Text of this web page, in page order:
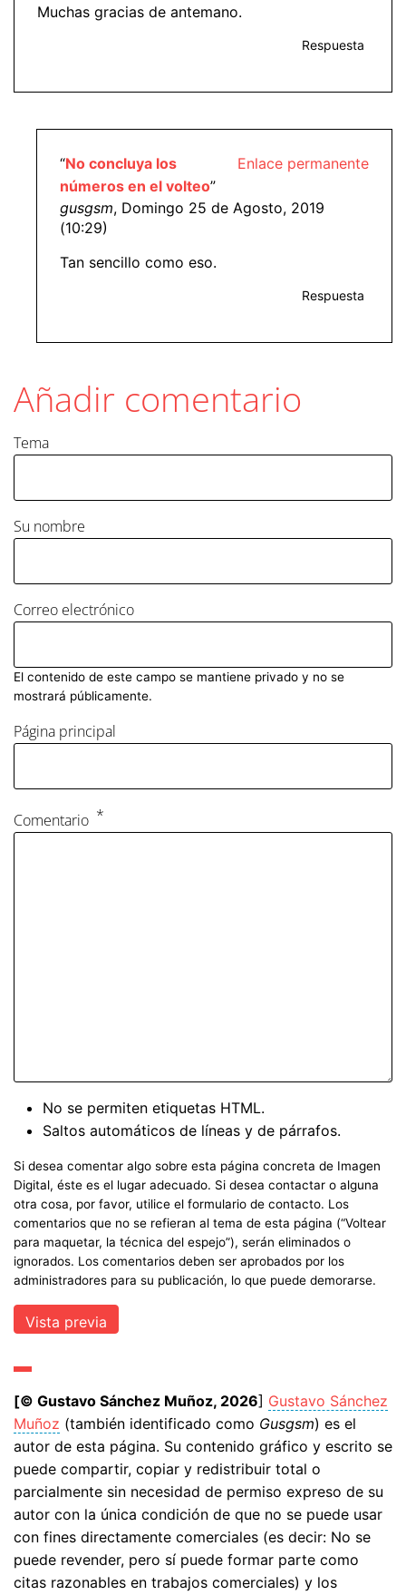
Muchas gracias de antemano.
Respuesta
Enlace permanente
“No concluya los
números en el volteo”
gusgsm, Domingo 25 de Agosto, 2019
(10:29)
Tan sencillo como eso.
Respuesta
Añadir comentario
Tema
Su nombre
Correo electrónico
El contenido de este campo se mantiene privado y no se
mostrará públicamente.
Página principal
Comentario
No se permiten etiquetas HTML.
Saltos automáticos de líneas y de párrafos.
Si desea comentar algo sobre esta página concreta de Imagen
Digital, éste es el lugar adecuado. Si desea contactar o alguna
otra cosa, por favor, utilice el formulario de contacto. Los
comentarios que no se refieran al tema de esta página (“Voltear
para maquetar, la técnica del espejo”), serán eliminados o
ignorados. Los comentarios deben ser aprobados por los
administradores para su publicación, lo que puede demorarse.
[© Gustavo Sánchez Muñoz, 2026] Gustavo Sánchez
Muñoz (también identificado como Gusgsm) es el
autor de esta página. Su contenido gráfico y escrito se
puede compartir, copiar y redistribuir total o
parcialmente sin necesidad de permiso expreso de su
autor con la única condición de que no se puede usar
con fines directamente comerciales (es decir: No se
puede revender, pero sí puede formar parte como
citas razonables en trabajos comerciales) y los